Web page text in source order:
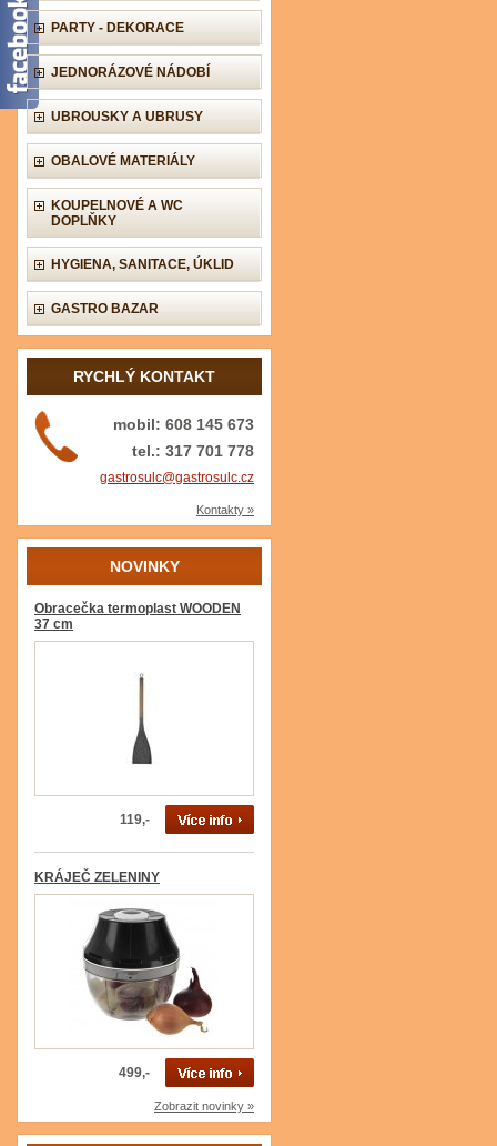
PARTY - DEKORACE
JEDNORÁZOVÉ NÁDOBÍ
UBROUSKY A UBRUSY
OBALOVÉ MATERIÁLY
KOUPELNOVÉ A WC
DOPLŇKY
HYGIENA, SANITACE, ÚKLID
GASTRO BAZAR
RYCHLÝ KONTAKT
mobil: 608 145 673
tel.: 317 701 778
gastrosulc@gastrosulc.cz
Kontakty »
NOVINKY
Obracečka termoplast WOODEN
37 cm
119,-
KRÁJEČ ZELENINY
499,-
Zobrazit novinky »